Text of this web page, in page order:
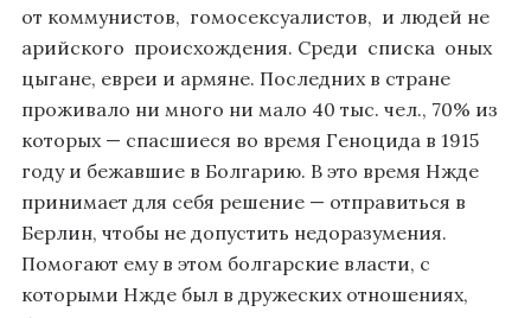
от коммунистов, гомосексуалистов, и людей не
арийского происхождения. Среди списка оных
цыгане, евреи и армяне. Последних в стране
проживало ни много ни мало 40 тыс. чел., 70% из
которых — спасшиеся во время Геноцида в 1915
году и бежавшие в Болгарию. В это время Нжде
принимает для себя решение — отправиться в
Берлин, чтобы не допустить недоразумения.
Помогают ему в этом болгарские власти, с
которыми Нжде был в дружеских отношениях,